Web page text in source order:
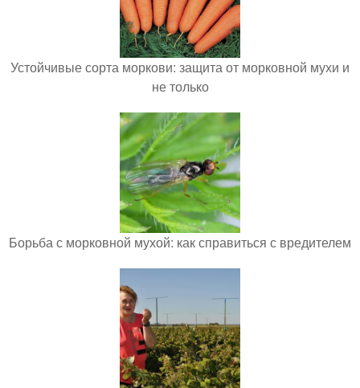
Устойчивые сорта моркови: защита от морковной мухи и
не только
Борьба с морковной мухой: как справиться с вредителем